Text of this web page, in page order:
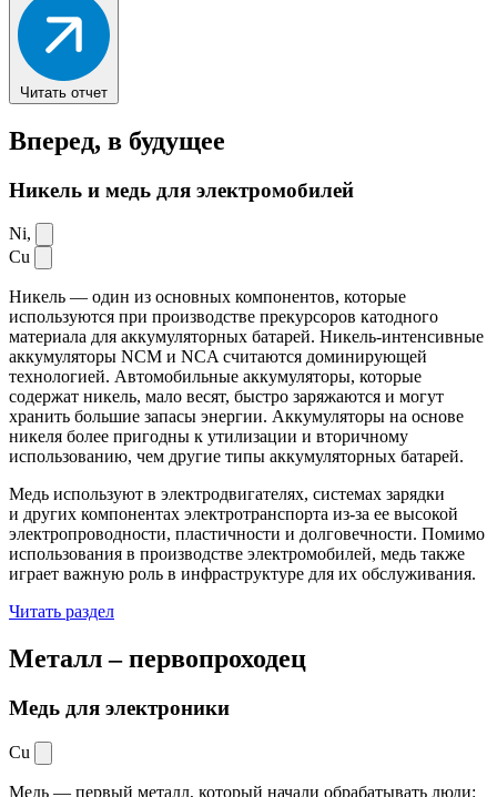
Читать отчет
Вперед, в будущее
Никель и медь для электромобилей
Ni,
Cu
Никель — один из основных компонентов, которые
используются при производстве прекурсоров катодного
материала для аккумуляторных батарей. Никель-интенсивные
аккумуляторы NCM и NCA считаются доминирующей
технологией. Автомобильные аккумуляторы, которые
содержат никель, мало весят, быстро заряжаются и могут
хранить большие запасы энергии. Аккумуляторы на основе
никеля более пригодны к утилизации и вторичному
использованию, чем другие типы аккумуляторных батарей.
Медь используют в электродвигателях, системах зарядки
и других компонентах электротранспорта из-за ее высокой
электропроводности, пластичности и долговечности. Помимо
использования в производстве электромобилей, медь также
играет важную роль в инфраструктуре для их обслуживания.
Читать раздел
Металл –первопроходец
Медь для электроники
Cu
Медь — первый металл, который начали обрабатывать люди: